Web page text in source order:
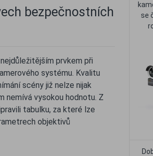
bezpečnostních
prvkem při
systému. Kvalitu
scény již nelze nijak
nemívá vysokou hodnotu. Z
tabulku, za které lze
objektivů
se